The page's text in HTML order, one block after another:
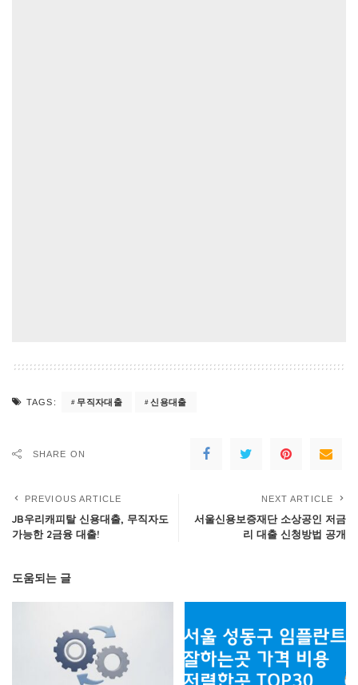
TAGS: 무직자대출 신용대출
SHARE ON
PREVIOUS ARTICLE
JB우리캐피탈 신용대출, 무직자도
가능한 2금융 대출!
NEXT ARTICLE
서울신용보증재단 소상공인 저금
리 대출 신청방법 공개
도움되는 글